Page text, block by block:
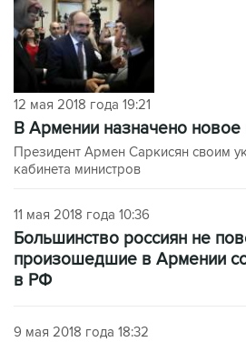
12 мая 2018 года 19:21
В Армении назначено новое
Президент Армен Саркисян своим
кабинета министров
11 мая 2018 года 10:36
Большинство россиян не
произошедшие в Армении
в РФ
9 мая 2018 года 18:32